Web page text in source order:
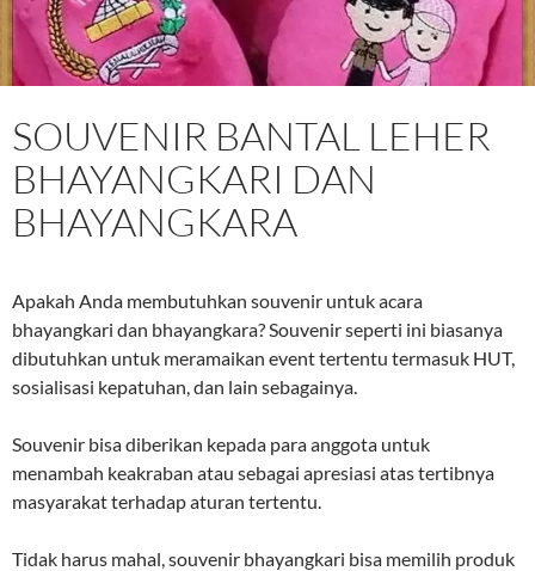
SOUVENIR BANTAL LEHER
BHAYANGKARI DAN
BHAYANGKARA
Apakah Anda membutuhkan souvenir untuk acara
bhayangkari dan bhayangkara? Souvenir seperti ini biasanya
dibutuhkan untuk meramaikan event tertentu termasuk HUT,
sosialisasi kepatuhan, dan lain sebagainya.
Souvenir bisa diberikan kepada para anggota untuk
menambah keakraban atau sebagai apresiasi atas tertibnya
masyarakat terhadap aturan tertentu.
Tidak harus mahal, souvenir bhayangkari bisa memilih produk